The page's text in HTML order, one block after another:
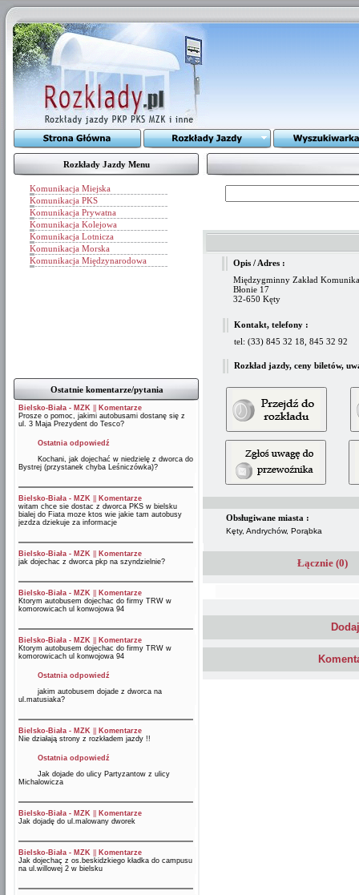
Rozkłady Jazdy Menu
Komunikacja Miejska
Komunikacja PKS
Komunikacja Prywatna
Komunikacja Kolejowa
Komunikacja Lotnicza
Komunikacja Morska
Komunikacja Międzynarodowa
Ostatnie komentarze/pytania
Bielsko-Biała - MZK
Komentarze
Prosze o pomoc, jakimi autobusami dostanę się z
ul. 3 Maja Prezydent do Tesco?
Ostatnia odpowiedź
Kochani, jak dojechać w niedzielę z dworca do
Bystrej (przystanek chyba Leśniczówka)?
Bielsko-Biała - MZK
Komentarze
witam chce sie dostac z dworca PKS w bielsku
bialej do Fiata moze ktos wie jakie tam autobusy
jezdza dziekuje za informacje
Bielsko-Biała - MZK
Komentarze
jak dojechac z dworca pkp na szyndzielnie?
Bielsko-Biała - MZK
Komentarze
Ktorym autobusem dojechac do firmy TRW w
komorowicach ul konwojowa 94
Bielsko-Biała - MZK
Komentarze
Ktorym autobusem dojechac do firmy TRW w
komorowicach ul konwojowa 94
Ostatnia odpowiedź
jakim autobusem dojade z dworca na
ul.matusiaka?
Bielsko-Biała - MZK
Komentarze
Nie działają strony z rozkładem jazdy !!
Ostatnia odpowiedź
Jak dojade do ulicy Partyzantow z ulicy
Michalowicza
Bielsko-Biała - MZK
Komentarze
Jak dojadę do ul.malowany dworek
Bielsko-Biała - MZK
Komentarze
Jak dojechaç z os.beskidzkiego kładka do campusu
na ul.willowej 2 w bielsku
Opis / Adres :
Międzygminny Zakład
Błonie 17
32-650 Kęty
Kontakt, telefony :
tel: (33) 845 32 18, 845 32 92
Rozkład jazdy, ceny biletów,
Obsługiwane miasta :
Kęty, Andrychów, Porąbka
Łącznie (0)